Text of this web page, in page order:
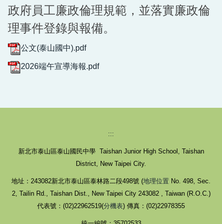
政府員工廉政倫理規範，並落實廉政倫
理事件登錄與報備。
公文(泰山國中).pdf
2026端午宣導海報.pdf
:::
新北市泰山區泰山國民中學 Taishan Junior High School, Taishan
District, New Taipei City.
地址：243082新北市泰山區泰林路二段498號 (地理位置 No. 498, Sec.
2, Tailin Rd., Taishan Dist., New Taipei City 243082 , Taiwan (R.O.C.)
代表號：(02)22962519(分機表) 傳真：(02)22978355